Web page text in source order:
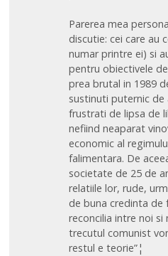
Parerea mea
discutie: cei care au
numar printre ei) si
pentru obiectivele
prea brutal in 1989
sustinuti puternic de
frustrati de lipsa de
nefiind neaparat
economic al
falimentara. De
societate de 25 de
relatiile lor, rude,
de buna credinta de
reconcilia intre noi si
trecutul comunist
restul e teorie”¦